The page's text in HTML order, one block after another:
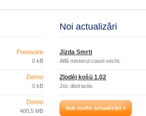
Freeware
0 kB
Demo
0 kB
Demo
400,5 MB
Noi actualizări
Jízda Smrti
Află misterul casei vechi.
Zloděj košů 1.02
Joc distractiv.
mai multe actualizări »